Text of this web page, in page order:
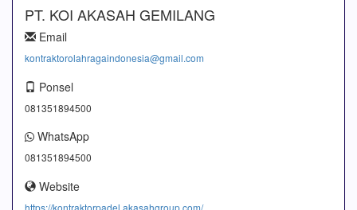
PT. KOI AKASAH GEMILANG
Email
kontraktorolahragaindonesia@gmail.com
Ponsel
081351894500
WhatsApp
081351894500
Website
https://kontraktorpadel.akasahgroup.com/